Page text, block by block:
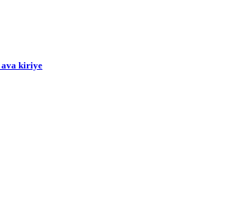
kiriye